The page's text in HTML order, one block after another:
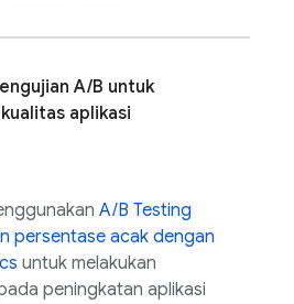
A/B untuk
aplikasi
A/B Testing
persentase acak dengan
untuk melakukan
peningkatan aplikasi